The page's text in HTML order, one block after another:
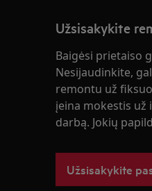
Užsisakykite
Baigėsi prietaiso
Nesijaudinkite,
remontu už
įeina mokestis už
darbą. Jokių
Užsisakykite